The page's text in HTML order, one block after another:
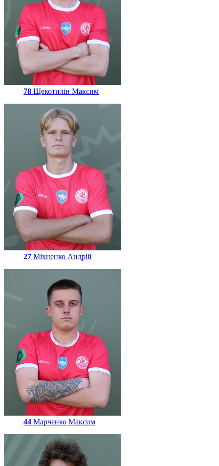
78 Щекотилін Максим
27 Міхненко Андрій
44 Марченко Максим